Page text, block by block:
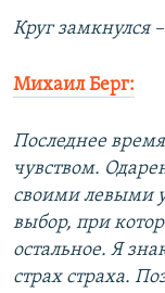
Круг замкнулся
Михаил Берг:
Последнее
чувством.
своими левыми
выбор, при
остальное. Я
страх страха.